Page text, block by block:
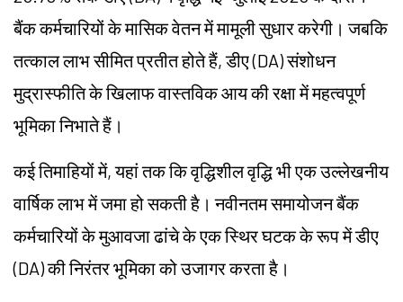
बैंक कर्मचारियों के मासिक वेतन में मामूली सुधार करेगी। जबकि
तत्काल लाभ सीमित प्रतीत होते हैं, डीए (DA) संशोधन
मुद्रास्फीति के खिलाफ वास्तविक आय की रक्षा में महत्वपूर्ण
भूमिका निभाते हैं।
कई तिमाहियों में, यहां तक कि वृद्धिशील वृद्धि भी एक उल्लेखनीय
वार्षिक लाभ में जमा हो सकती है। नवीनतम समायोजन बैंक
कर्मचारियों के मुआवजा ढांचे के एक स्थिर घटक के रूप में डीए
(DA) की निरंतर भूमिका को उजागर करता है।